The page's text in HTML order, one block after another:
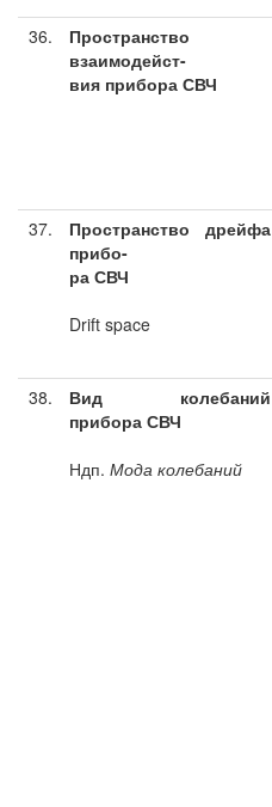
36.
Пространство
взаимодейст-
вия прибора СВЧ
37.
Пространство дрейфа
прибо-
ра СВЧ
Drift space
38.
Вид колебаний
прибора СВЧ
Ндп. Мода колебаний